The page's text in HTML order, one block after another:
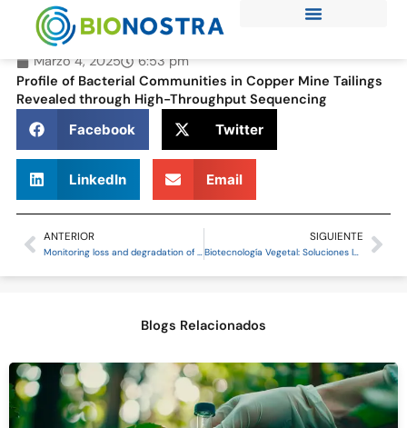
Marzo 4, 2025
6:53 pm
Profile of Bacterial Communities in Copper Mine Tailings
Revealed through High-Throughput Sequencing
Facebook
Twitter
LinkedIn Email
Prev
ANTERIOR
Monitoring loss and degradation of forests and shrubs in the North of Chile using Landsat time series data sets from 1998 to 2018
SIGUIENTE
Biotecnología Vegetal: Soluciones Innovadoras para la Protección del Medio Ambiente
Blogs Relacionados